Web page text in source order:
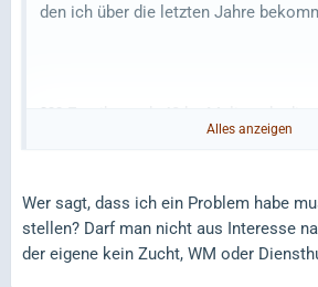
den ich über die letzten Jahre
??? Es gibt auch 40 kg-Malis, udn die
auch sehr flott. Wobei 40 kg für einen
Habe ich persönlich keinen gesehen,
vom Gegenteil überzeugen. Und du
Alles anzeigen
Wer sagt, dass ich ein Problem habe
stellen? Darf man nicht aus Interesse
der eigene kein Zucht, WM oder